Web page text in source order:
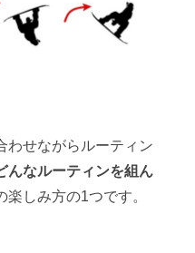
わせながらルーティン
んなルーティンを組ん
楽しみ方の1つです。